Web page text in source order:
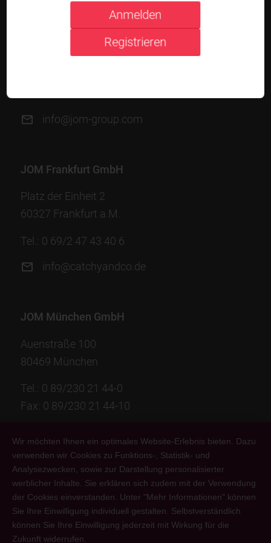
Anmelden
Registrieren
JOM Düsseldorf GmbH
Schwanenmarkt 8
info@jom-group.com
JOM Frankfurt GmbH
Platz der Einheit 2
60327 Frankfurt a.M.
Tel.: 0 69/2 47 43 40 6
info@catchyandco.de
JOM München GmbH
Auenstraße 100
80469 München
Tel.: 0 89/230 21 44-0
Fax: 0 89/230 21 44-10
JOM Philadelphia Inc.
901 Market Street, Suite 3020
Philadelphia, PA 19107
Wir möchten Ihnen ein optimales Website-Erlebnis bieten. Dazu
verwenden wir Cookies zu Funktions-, Statistik- und
Analysezwecken, sowie zur Darstellung personalisierter
werblicher Inhalte. Sie erklären sich zudem mit der Verwendung
der Cookies einverstanden. Unter "Mehr Informationen" können
Sie Ihre Einwilligung individuell gestalten. Selbstverständlich
können Sie Ihre Einwilligung jederzeit mit Wirkung für die
Zukunft widerrufen.